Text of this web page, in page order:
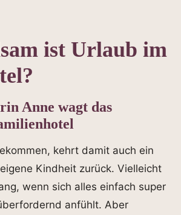
ist Urlaub im
Anne wagt das
kehrt damit auch ein
Kindheit zurück. Vielleicht
wenn sich alles einfach super
anfühlt. Aber